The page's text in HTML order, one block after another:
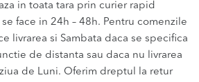
in toata tara prin curier rapid
face in 24h – 48h. Pentru comenzile
livrarea si Sambata daca se specifica
de distanta sau daca nu livrarea
de Luni. Oferim dreptul la retur